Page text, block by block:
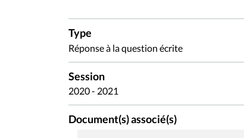
Type
Réponse à la question écrite
Session
2020 - 2021
Document(s) associé(s)